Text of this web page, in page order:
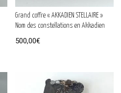
Grand coffre « AKKADIEN STELLAIRE »
Nom des constellations en Akkadien
500,00€